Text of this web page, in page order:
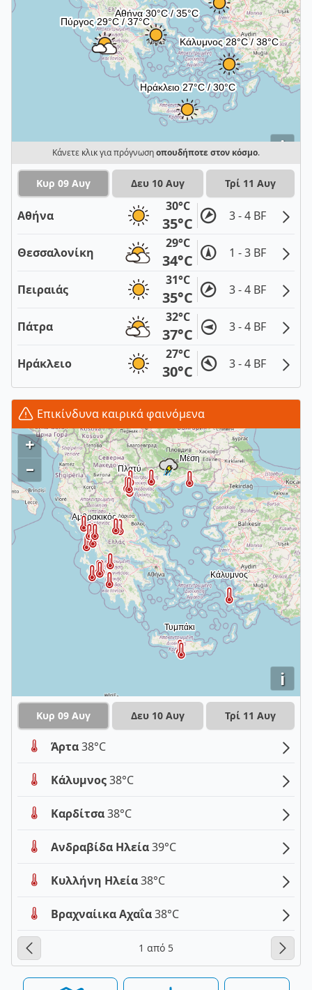
i
Κάνετε κλικ για πρόγνωσηοπουδήποτε στον κόσμο.
Κυρ 09 Αυγ Δευ 10 Αυγ Τρί 11 Αυγ
Αθήνα
30°C
35°C 3 - 4 BF
Θεσσαλονίκη
29°C
34°C 1 - 3 BF
Πειραιάς
31°C
35°C 3 - 4 BF
Πάτρα
32°C
37°C 3 - 4 BF
Ηράκλειο
27°C
30°C 3 - 4 BF
Επικίνδυνα καιρικά φαινόμενα
i
+
–
Κυρ 09 Αυγ Δευ 10 Αυγ Τρί 11 Αυγ
Άρτα38°C
Κάλυμνος38°C
Καρδίτσα38°C
Ανδραβίδα Ηλεία39°C
Κυλλήνη Ηλεία38°C
Βραχναίικα Αχαΐα38°C
1 από 5